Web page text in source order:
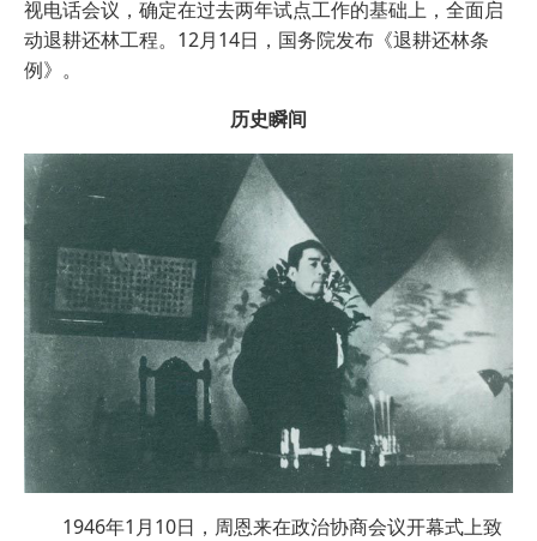
视电话会议，确定在过去两年试点工作的基础上，全面启
动退耕还林工程。12月14日，国务院发布《退耕还林条
例》。
历史瞬间
1946年1月10日，周恩来在政治协商会议开幕式上致